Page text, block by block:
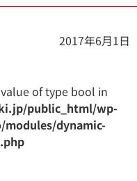
2017年6月1日
of type bool in
public_html/wp-
dynamic-